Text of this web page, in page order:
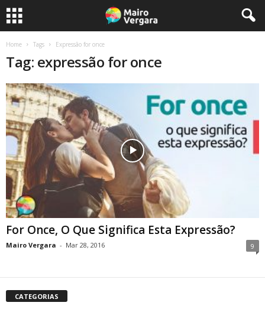
Home Tags Expressão for once
Tag: expressão for once
For Once, O Que Significa Esta Expressão?
Mairo Vergara - Mar 28, 2016 9
CATEGORIAS